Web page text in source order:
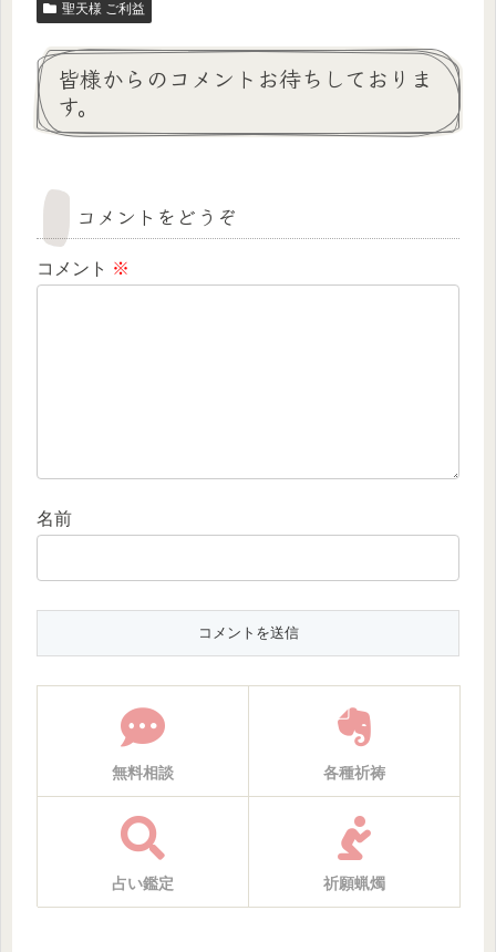
聖天様 ご利益
皆様からのコメントお待ちしておりま
す。
コメントをどうぞ
コメント ※
名前
無料相談 各種祈祷
占い鑑定 祈願蝋燭